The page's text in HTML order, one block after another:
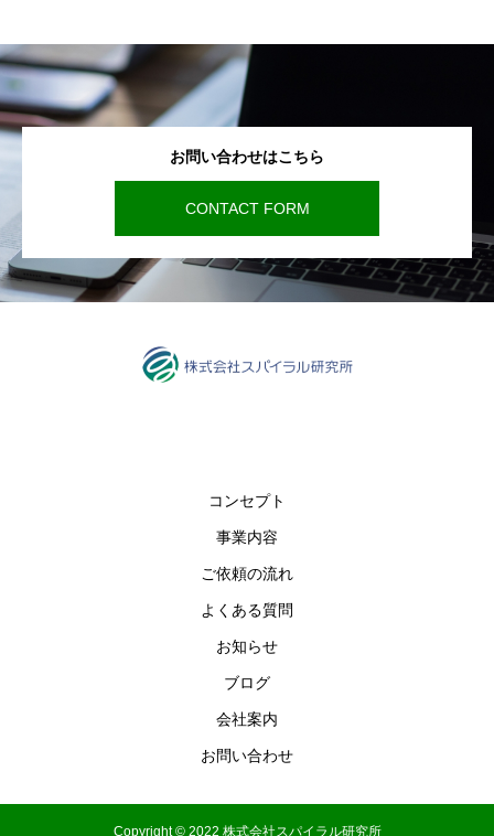
お問い合わせはこちら
CONTACT FORM
コンセプト
事業内容
ご依頼の流れ
よくある質問
お知らせ
ブログ
会社案内
お問い合わせ
Copyright © 2022 株式会社スパイラル研究所